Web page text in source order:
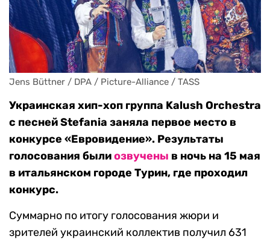
Jens Büttner / DPA / Picture-Alliance / TASS
Украинская хип-хоп группа Kalush Orchestra
с песней Stefania заняла первое место в
конкурсе «Евровидение». Результаты
голосования былиозвучены в ночь на 15 мая
в итальянском городе Турин, где проходил
конкурс.
Суммарно по итогу голосования жюри и
зрителей украинский коллектив получил 631